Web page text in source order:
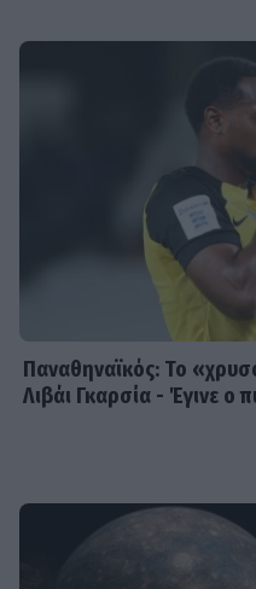
Παναθηναϊκός: Το
Λιβάι Γκαρσία - Έγινε ο